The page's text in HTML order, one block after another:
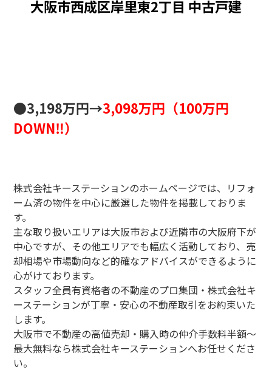
大阪市西成区岸里東2丁目 中古戸建
●3,198万円→3,098万円（100万円
DOWN‼）
株式会社キーステーションのホームページでは、リフォ
ーム済の物件を中心に厳選した物件を掲載しておりま
す。
主な取り扱いエリアは大阪市および近隣市の大阪府下が
中心ですが、その他エリアでも幅広く活動しており、売
却相場や市場動向など的確なアドバイスができるように
心がけております。
スタッフ全員有資格者の不動産のプロ集団・株式会社キ
ーステーションが丁寧・安心の不動産取引をお約束いた
します。
大阪市で不動産の高値売却・購入時の仲介手数料半額～
最大無料なら株式会社キーステーションへお任せくださ
い。